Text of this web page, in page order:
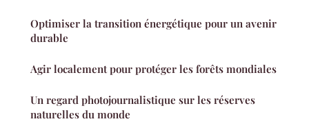
Optimiser la transition énergétique pour un avenir
durable
Agir localement pour protéger les forêts mondiales
Un regard photojournalistique sur les réserves
naturelles du monde